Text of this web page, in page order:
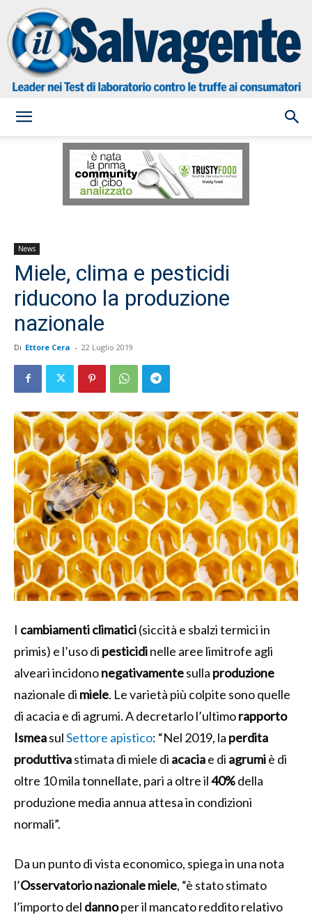
Salvagente
News
Miele, clima e pesticidi
riducono la produzione
nazionale
Di Ettore Cera - 22 Luglio 2019
I cambiamenticlimatici(siccità e sbalzi termici in
primis) e l’uso di pesticidinelle aree limitrofe agli
alveari incidononegativamentesulla produzione
nazionale di miele. Le varietà più colpite sono quelle
di acacia e di agrumi. A decretarlo l’ultimorapporto
IsmeasulSettore apistico: “Nel 2019, la perdita
produttivastimata di miele di acaciae di agrumiè di
oltre 10 mila tonnellate, pari a oltre il40%della
produzione media annua attesa in condizioni
normali”.
Da un punto di vista economico, spiega in una nota
l’Osservatorio nazionale miele, “è stato stimato
l’importo del dannoper il mancato reddito relativo